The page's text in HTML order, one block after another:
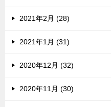
2021年2月 (28)
2021年1月 (31)
2020年12月 (32)
2020年11月 (30)